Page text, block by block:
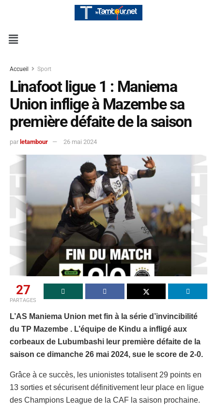
Accueil Sport
Linafoot ligue 1 : Maniema
Union inflige à Mazembe sa
première défaite de la saison
par letambour 26 mai 2024
27
PARTAGES
L’AS Maniema Union met fin à la série d’invincibilité
du TP Mazembe . L’équipe de Kindu a infligé aux
corbeaux de Lubumbashi leur première défaite de la
saison ce dimanche 26 mai 2024, sue le score de 2-0.
Grâce à ce succès, les unionistes totalisent 29 points en
13 sorties et sécurisent définitivement leur place en ligue
des Champions League de la CAF la saison prochaine.